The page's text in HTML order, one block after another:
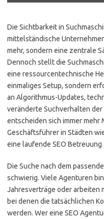
Die Sichtbarkeit in
mittelständische
mehr, sondern eine zentrale
Dennoch stellt die
eine ressourcentechnische
einmaliges Setup, sondern
an Algorithmus-Updates,
veränderte Suchverhalten
entscheiden sich immer
Geschäftsführer in Städten
eine laufende SEO
Die Suche nach dem
schwierig. Viele Agenturen
Jahresverträge oder arbeiten
bei denen die tatsächlichen
werden. Wer eine SEO